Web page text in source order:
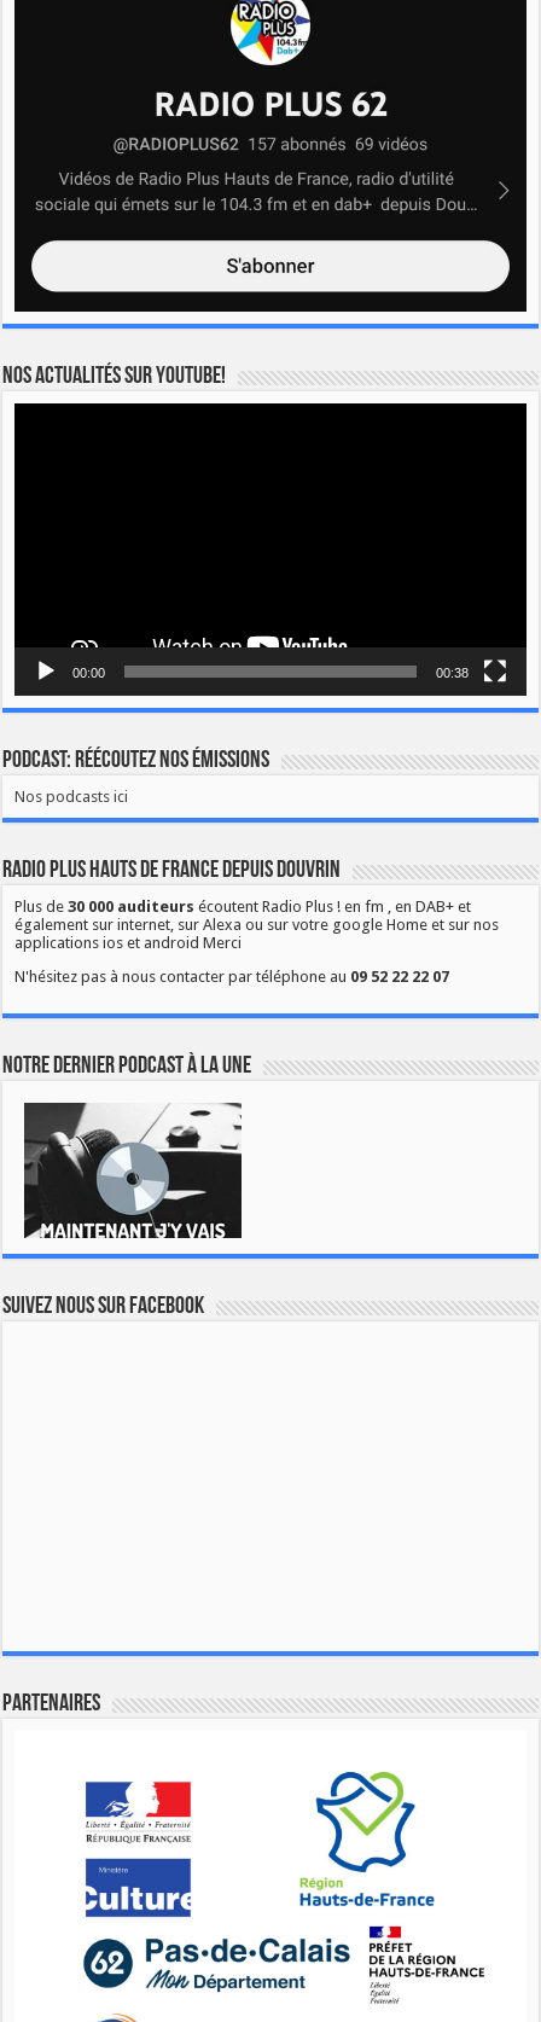
Nos actualités sur YOUTUBE!
00:00 00:38
Podcast: Réécoutez nos émissions
Nos podcasts ici
Radio Plus Hauts de France depuis Douvrin
Plus de30 000 auditeurs écoutent Radio Plus ! en fm , en DAB+ et
également sur internet, sur Alexa ou sur votre google Home et sur nos
applications ios et android Merci
N'hésitez pas à nous contacter par téléphone au 09 52 22 22 07
Notre dernier podcast à la une
Suivez nous sur Facebook
Partenaires